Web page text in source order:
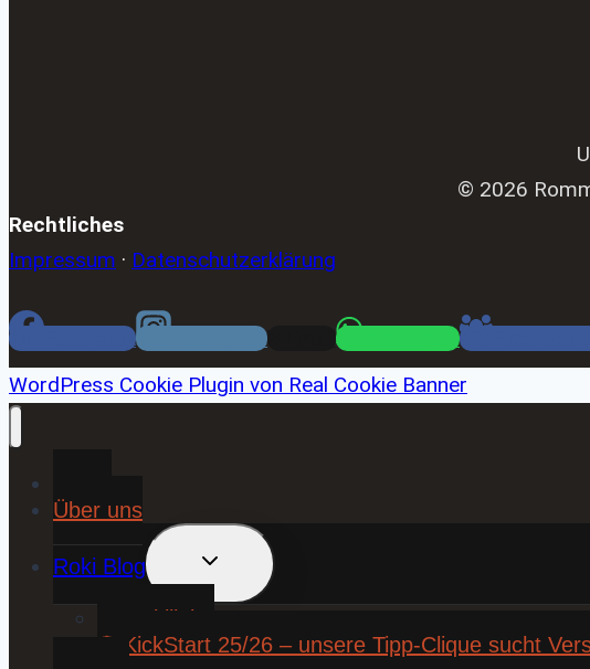
© 2026
Rechtliches
Impressum · Datenschutzerklärung
Facebook Instagram WhatsApp
WordPress Cookie Plugin von Real Cookie Banner
Über uns
Roki Blog
UNTERMENÜ
UMSCHALTEN
❤️ Rokiliebe
⚽ KickStart 25/26 – unsere Tipp-Clique sucht